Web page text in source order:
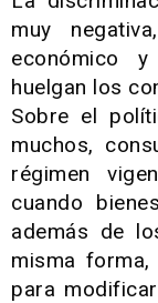
muy
económico
huelgan los
Sobre el
muchos,
régimen
cuando
además de
misma
para